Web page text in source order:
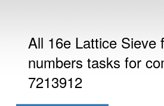
All 16e Lattice Sieve
numbers tasks for
7213912